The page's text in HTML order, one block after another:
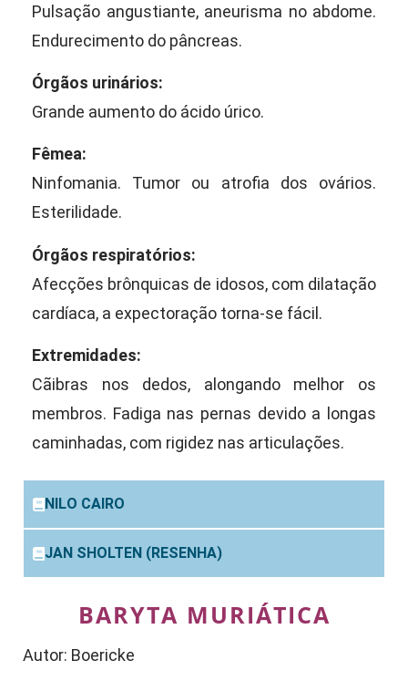
Pulsação angustiante, aneurisma no abdome.
Endurecimento do pâncreas.
Órgãos urinários:
Grande aumento do ácido úrico.
Fêmea:
Ninfomania. Tumor ou atrofia dos ovários.
Esterilidade.
Órgãos respiratórios:
Afecções brônquicas de idosos, com dilatação
cardíaca, a expectoração torna-se fácil.
Extremidades:
Cãibras nos dedos, alongando melhor os
membros. Fadiga nas pernas devido a longas
caminhadas, com rigidez nas articulações.
NILO CAIRO
JAN SHOLTEN (RESENHA)
BARYTA MURIÁTICA
Autor: Boericke